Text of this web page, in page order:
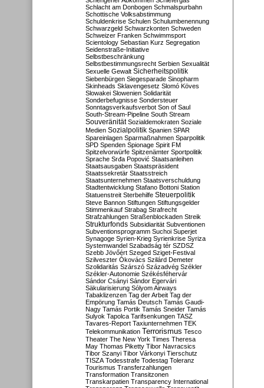
Schlacht am Donbogen Schmalspurbahn
Schottische Volksabstimmung
Schuldenkrise Schulen Schulumbenennung
Schwarzgeld Schwarzkonten Schweden
Schweizer Franken Schwimmsport
Scientology Sebastian Kurz Segregation
Seidenstraße-Initiative
Selbstbeschränkung
Selbstbestimmungsrecht Serbien Sexualität
Sexuelle Gewalt Sicherheitspolitik
Siebenbürgen Siegesparade Sinopharm
Skinheads Sklavengesetz Slomó Köves
Slowakei Slowenien Solidarität
Sonderbefugnisse Sondersteuer
Sonntagsverkaufsverbot Son of Saul
South-Stream-Pipeline South Stream
Souveränität Sozialdemokraten Soziale
Medien Sozialpolitik Spanien SPAR
Spareinlagen Sparmaßnahmen Sparpolitik
SPD Spenden Spionage Spirit FM
Spitzelvorwürfe Spitzenämter Sportpolitik
Sprache Srđa Popović Staatsanleihen
Staatsausgaben Staatspräsident
Staatssekretär Staatsstreich
Staatsunternehmen Staatsverschuldung
Stadtentwicklung Stafano Bottoni Station
Statuenstreit Sterbehilfe Steuerpolitik
Steve Bannon Stiftungen Stiftungsgelder
Stimmenkauf Strabag Strafrecht
Strafzahlungen Straßenblockaden Streik
Strukturfonds Subsidiarität Subventionen
Subventionsprogramm Suchoi Superjet
Synagoge Syrien-Krieg Syrienkrise Syriza
Systemwandel Szabadság tér SZDSZ
Szebb Jövőért Szeged Sziget-Festival
Szilveszter Ókovács Szilárd Demeter
Szolidaritás Szárszó Századvég Székler
Székler-Autonomie Székésféhervár
Sándor Csányi Sándor Egervári
Säkularisierung Sólyom Airways
Tabaklizenzen Tag der Arbeit Tag der
Empörung Tamás Deutsch Tamás Gaudi-
Nagy Tamás Portik Tamás Sneider Tamás
Sulyok Tapolca Tarifsenkungen TASZ
Tavares-Report Taxiunternehmen TEK
Telekommunikation Terrorismus Tesco
Theater The New York Times Theresa
May Thomas Piketty Tibor Navracsics
Tibor Szanyi Tibor Várkonyi Tierschutz
TISZA Todesstrafe Todestag Toleranz
Tourismus Transferzahlungen
Transformation Transitzonen
Transkarpatien Transparency International